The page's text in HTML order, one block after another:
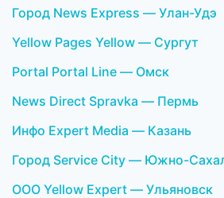
Город News Express — Улан-Удэ
Yellow Pages Yellow — Сургут
Portal Portal Line — Омск
News Direct Spravka — Пермь
Инфо Expert Media — Казань
Город Service City — Южно-
ООО Yellow Expert — Ульяновск